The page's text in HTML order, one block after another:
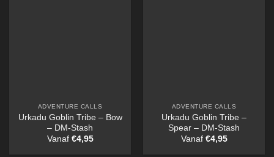
ADVENTURE CALLS
Urkadu Goblin Tribe – Bow
– DM-Stash
Vanaf €4,95
ADVENTURE CALLS
Urkadu Goblin Tribe –
Spear – DM-Stash
Vanaf €4,95